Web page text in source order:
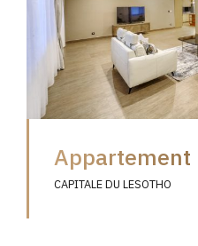
Appartement
CAPITALE DU LESOTHO